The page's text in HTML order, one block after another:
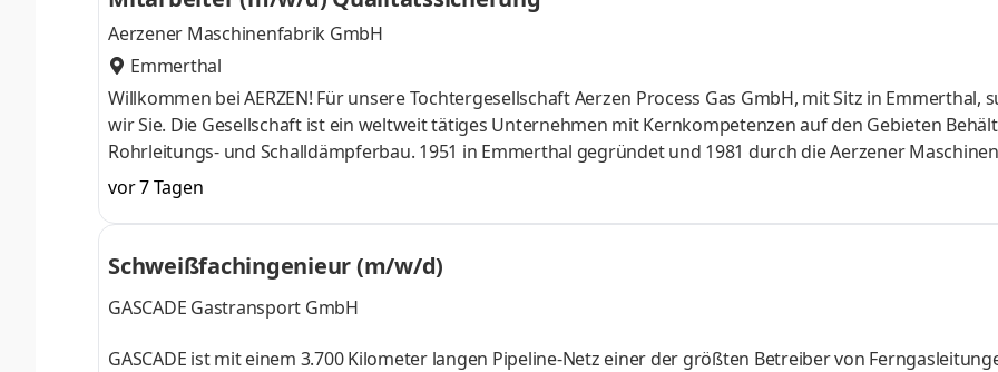
Aerzener Maschinenfabrik GmbH
Emmerthal
Willkommen bei AERZEN! Für unsere Tochtergesellschaft Aerzen Process Gas GmbH, mit Sitz in Emmerthal,
wir Sie. Die Gesellschaft ist ein weltweit tätiges Unternehmen mit Kernkompetenzen auf den Gebieten
Rohrleitungs- und Schalldämpferbau. 1951 in Emmerthal gegründet und 1981 durch die Aerzener
übernommen, beschäftigt die AERZEN Gruppe heute rund 1500 Mitarbeiter weltweit. In Emmerthal sind
Mitarbeiter beschäftigt. JobID 2172 Aufgaben Herausforderung Koordination von anfallenden Abnahmen mit
notwendigen Abnahmeorganisationen und der Fertigung (Terminplanung) Begleiten von externen
Durchführen von internen Abnahmen Ausführen der verschie
vor 7 Tagen
Schweißfachingenieur (m/w/d)
GASCADE Gastransport GmbH
GASCADE ist mit einem 3.700 Kilometer langen Pipeline-Netz einer der größten Betreiber von